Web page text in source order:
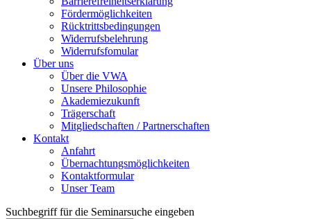
Fördermöglichkeiten
Rücktrittsbedingungen
Widerrufsbelehrung
Widerrufsfomular
Über uns
Über die VWA
Unsere Philosophie
Akademiezukunft
Trägerschaft
Mitgliedschaften / Partnerschaften
Kontakt
Anfahrt
Übernachtungsmöglichkeiten
Kontaktformular
Unser Team
Suchbegriff für die Seminarsuche eingeben